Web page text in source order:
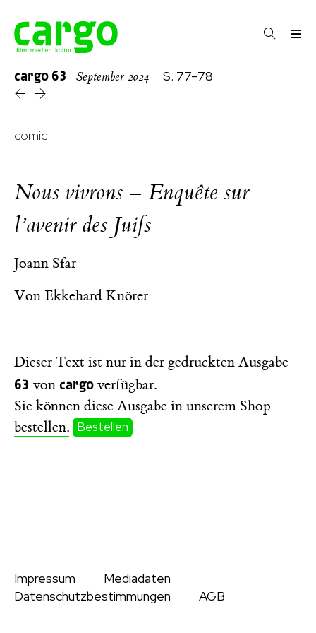
cargo 63 September 2024 S. 77–78
comic
Nous vivrons – Enquête sur
l’avenir des Juifs
Joann Sfar
Von Ekkehard Knörer
Dieser Text ist nur in der gedruckten Ausgabe
63 von cargo verfügbar.
Sie können diese Ausgabe in unserem Shop
bestellen. Bestellen
Impressum
Mediadaten
Datenschutzbestimmungen
AGB